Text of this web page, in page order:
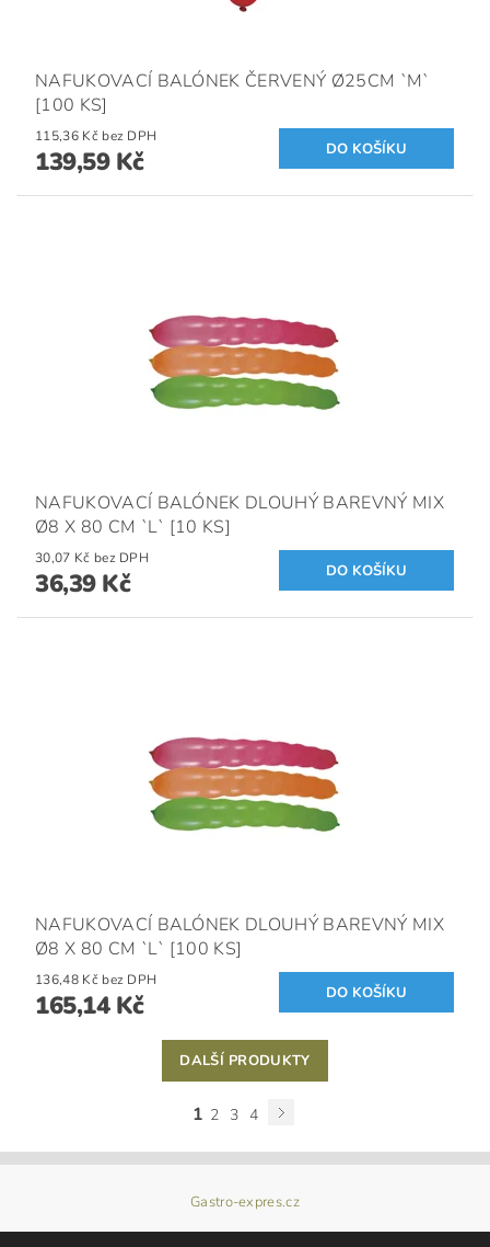
NAFUKOVACÍ BALÓNEK ČERVENÝ Ø25CM `M`
[100 KS]
115,36 Kč bez DPH
139,59 Kč
NAFUKOVACÍ BALÓNEK DLOUHÝ BAREVNÝ MIX
Ø8 X 80 CM `L` [10 KS]
30,07 Kč bez DPH
36,39 Kč
NAFUKOVACÍ BALÓNEK DLOUHÝ BAREVNÝ MIX
Ø8 X 80 CM `L` [100 KS]
136,48 Kč bez DPH
165,14 Kč
DALŠÍ PRODUKTY
1 2 3 4
Gastro-expres.cz